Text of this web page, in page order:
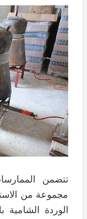
تتضمن
مجموعة من
الوردة الشامية